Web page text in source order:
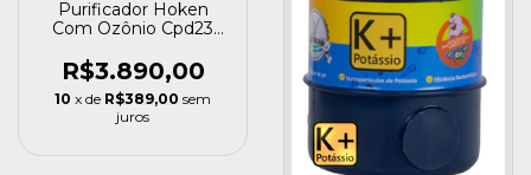
Purificador Hoken
Com Ozônio Cpd23
A
R$3.890,00
10 x de R$389,00 sem
juros